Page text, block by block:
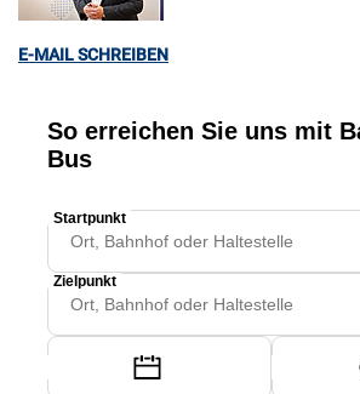
E-MAIL SCHREIBEN